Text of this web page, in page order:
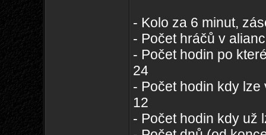
- Kolo za 6 minut,
- Počet hráčů v
- Počet hodin po
24
- Počet hodin kdy
12
- Počet hodin kdy už